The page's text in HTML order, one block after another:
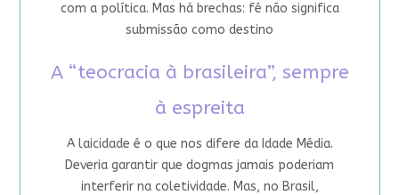
com a política. Mas há brechas: fé não significa
submissão como destino
A “teocracia à brasileira”, sempre
à espreita
A laicidade é o que nos difere da Idade Média.
Deveria garantir que dogmas jamais poderiam
interferir na coletividade. Mas, no Brasil,